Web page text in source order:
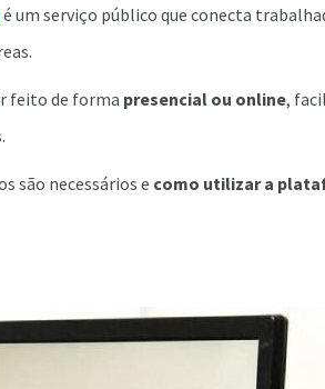
é um serviço público que conecta
feito de forma presencial ou online,
são necessários e como utilizar a